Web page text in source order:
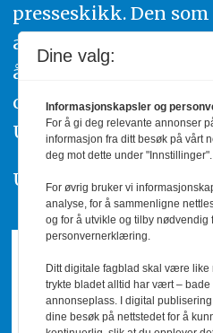
presseskikk. Den
av urettmessig
å ta kontakt med
også klage inn saker
Utvalg,www.pfu.no.
Utgiver: PBL
Dine valg:
Informasjonskapsler og
For å gi deg relevante annonser
informasjon fra ditt besøk på vårt
deg mot dette under "Innstillinger".
For øvrig bruker vi
analyse, for å sammenligne
og for å utvikle og tilby nødvendig
personvernerklæring.
Ditt digitale fagblad skal være like
trykte bladet alltid har vært –
annonseplass. I digital
dine besøk på nettstedet for å